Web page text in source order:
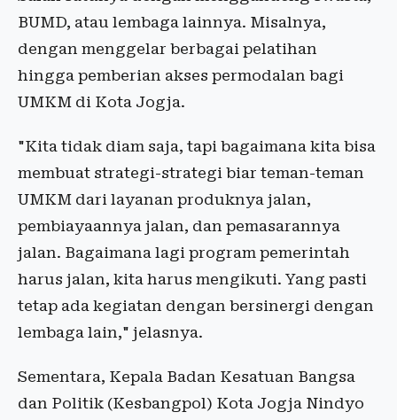
BUMD, atau lembaga lainnya. Misalnya,
dengan menggelar berbagai pelatihan
hingga pemberian akses permodalan bagi
UMKM di Kota Jogja.
"Kita tidak diam saja, tapi bagaimana kita bisa
membuat strategi-strategi biar teman-teman
UMKM dari layanan produknya jalan,
pembiayaannya jalan, dan pemasarannya
jalan. Bagaimana lagi program pemerintah
harus jalan, kita harus mengikuti. Yang pasti
tetap ada kegiatan dengan bersinergi dengan
lembaga lain," jelasnya.
Sementara, Kepala Badan Kesatuan Bangsa
dan Politik (Kesbangpol) Kota Jogja Nindyo